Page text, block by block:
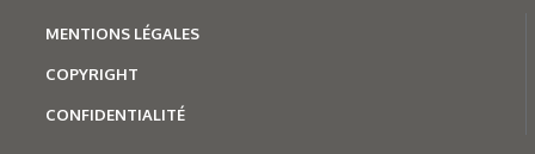
MENTIONS LÉGALES
COPYRIGHT
CONFIDENTIALITÉ